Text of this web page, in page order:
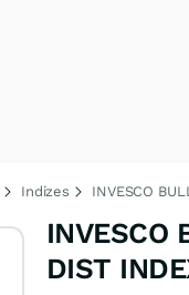
Indizes INVESCO
INVESCO
DIST